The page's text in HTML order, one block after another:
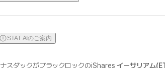
STAT AIのご案内
ナスダックがブラックロックのiShares イーサリアム